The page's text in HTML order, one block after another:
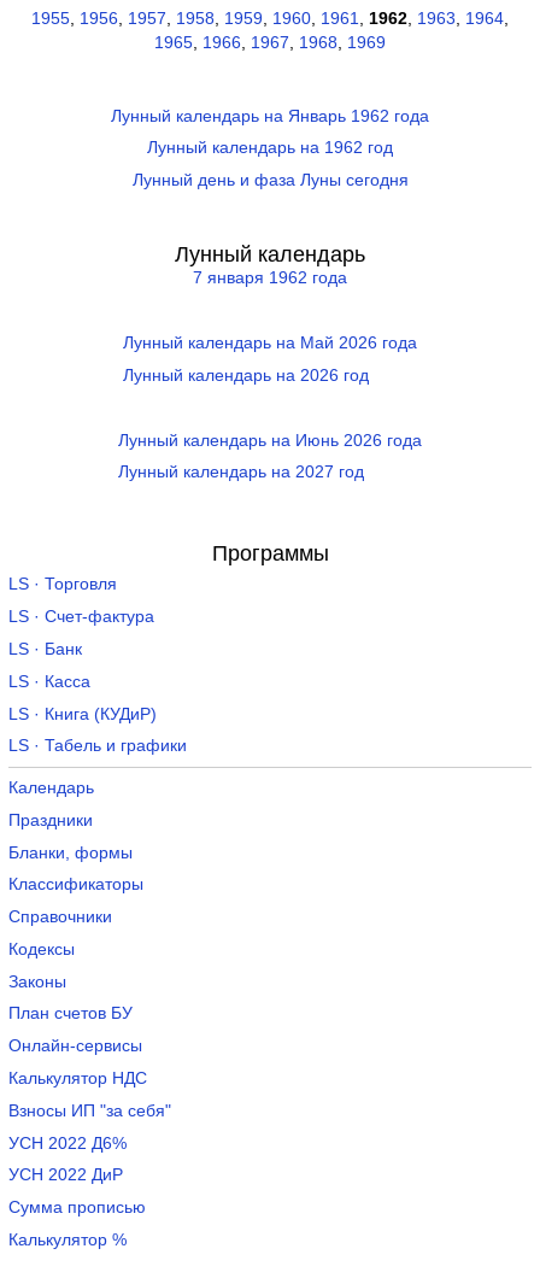
1955 1956 1957 1958 1959 1960 1961 1962 1963 1964
1965 1966 1967 1968 1969
Лунный календарь на Январь 1962 года
Лунный календарь на 1962 год
Лунный день и фаза Луны сегодня
Лунный календарь
7 января 1962 года
Лунный календарь на Май 2026 года
Лунный календарь на 2026 год
Лунный календарь на Июнь 2026 года
Лунный календарь на 2027 год
Программы
LS · Торговля
LS · Счет-фактура
LS · Банк
LS · Касса
LS · Книга (КУДиР)
LS · Табель и графики
Календарь
Праздники
Бланки, формы
Классификаторы
Справочники
Кодексы
Законы
План счетов БУ
Онлайн-сервисы
Калькулятор НДС
Взносы ИП "за себя"
УСН 2022 Д6%
УСН 2022 ДиР
Сумма прописью
Калькулятор %